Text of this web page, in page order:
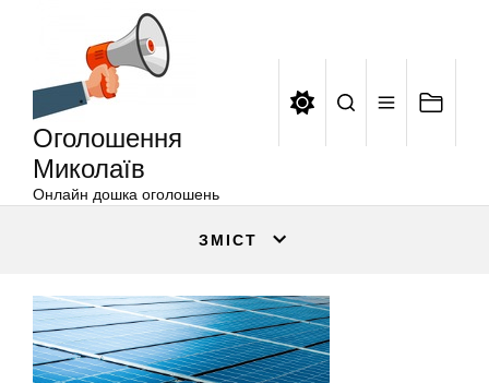
Оголошення
Миколаїв
Онлайн дошка оголошень
ЗМІСТ